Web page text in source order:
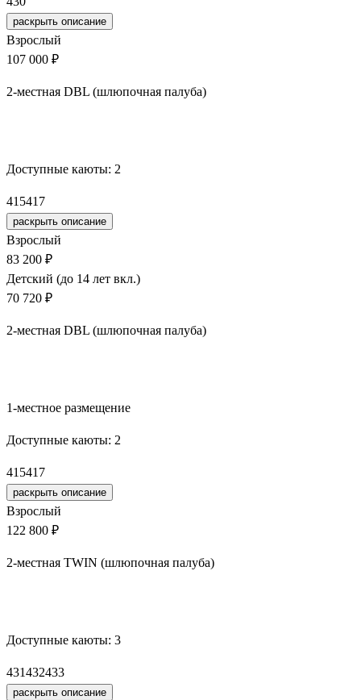
раскрыть описание
Взрослый
107 000 ₽
2-местная DBL (шлюпочная палуба)
Доступные каюты: 2
415417
раскрыть описание
Взрослый
83 200 ₽
Детский (до 14 лет вкл.)
70 720 ₽
2-местная DBL (шлюпочная палуба)
1-местное размещение
Доступные каюты: 2
415417
раскрыть описание
Взрослый
122 800 ₽
2-местная TWIN (шлюпочная палуба)
Доступные каюты: 3
431432433
раскрыть описание